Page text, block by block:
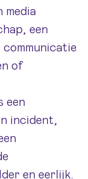
media
een
of
een
incident,
en eerlijk.